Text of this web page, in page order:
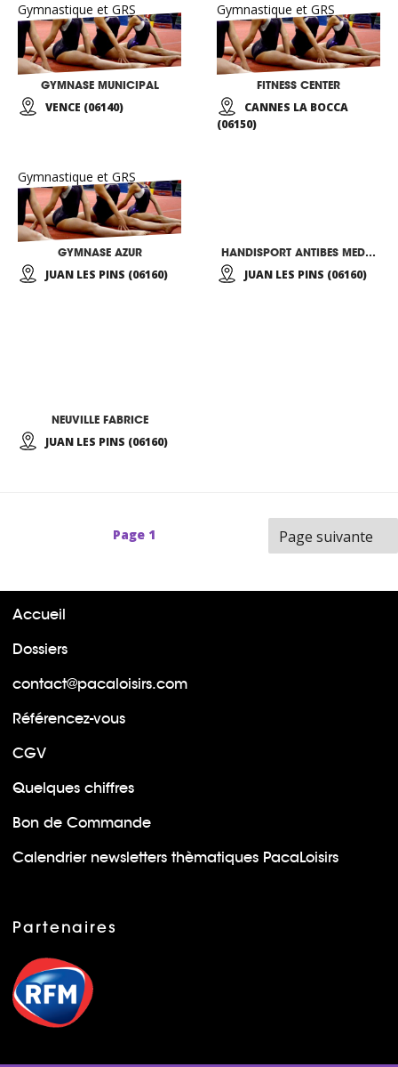
Gymnastique et GRS
GYMNASE MUNICIPAL
VENCE (06140)
Gymnastique et GRS
FITNESS CENTER
CANNES LA BOCCA
(06150)
Gymnastique et GRS
GYMNASE AZUR
JUAN LES PINS (06160)
HANDISPORT ANTIBES MEDITERRANEE
JUAN LES PINS (06160)
NEUVILLE FABRICE
JUAN LES PINS (06160)
Page 1 Page suivante
Accueil
Dossiers
contact@pacaloisirs.com
Référencez-vous
CGV
Quelques chiffres
Bon de Commande
Calendrier newsletters thèmatiques PacaLoisirs
Partenaires